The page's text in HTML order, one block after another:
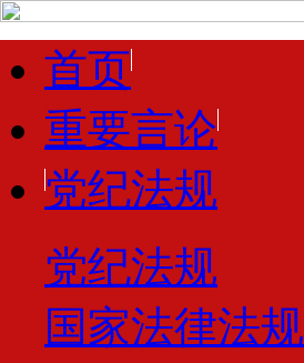
首页
重要言论
党纪法规
党纪法规
国家法律法规